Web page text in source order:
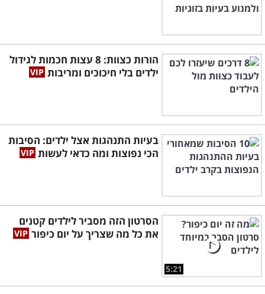
הורות כצוות: 8 עצות חכמות לגידול
ילדים בלי חיכוכים ומריבות
בעיות התנהגות אצל ילדים: הסיבות
הכי נפוצות ומה כדאי לעשות
5:21
הסרטון הזה מסביר לילדים קטנים
את כל מה שצריך על יום כיפור